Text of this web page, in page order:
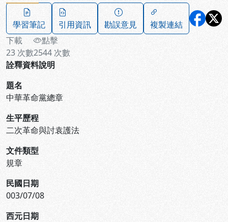
學習筆記 引用資訊 勘誤意見
複製連結
下載
23 次數
點擊
2544 次數
詮釋資料說明
題名
中華革命黨總章
生平歷程
二次革命與討袁護法
文件類型
規章
民國日期
003/07/08
西元日期